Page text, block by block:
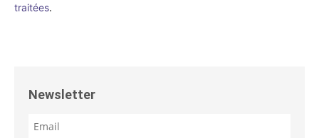
traitées.
Newsletter